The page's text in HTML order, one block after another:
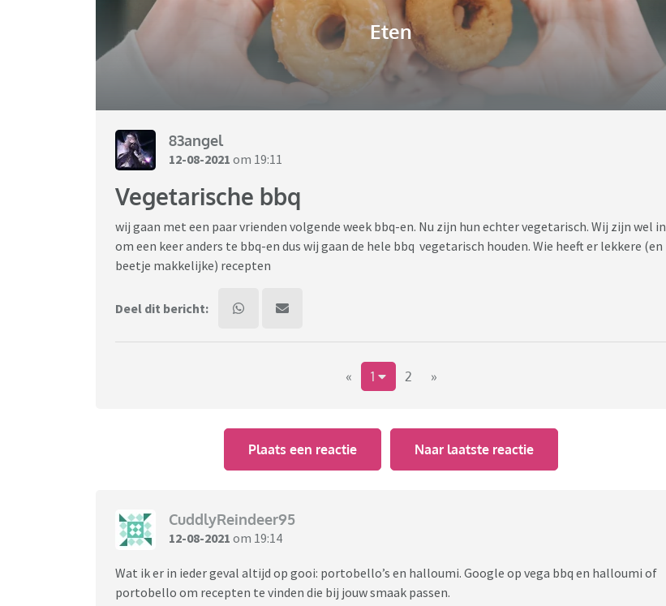
Eten
83angel
12-08-2021 om 19:11
Vegetarische bbq
wij gaan met een paar vrienden volgende week bbq-en. Nu zijn hun echter vegetarisch. Wij zijn wel in
om een keer anders te bbq-en dus wij gaan de hele bbq vegetarisch houden. Wie heeft er lekkere (en
beetje makkelijke) recepten
Deel dit bericht:
« 1 2 »
Plaats een reactie Naar laatste reactie
CuddlyReindeer95
12-08-2021 om 19:14
Wat ik er in ieder geval altijd op gooi: portobello’s en halloumi. Google op vega bbq en halloumi of
portobello om recepten te vinden die bij jouw smaak passen.